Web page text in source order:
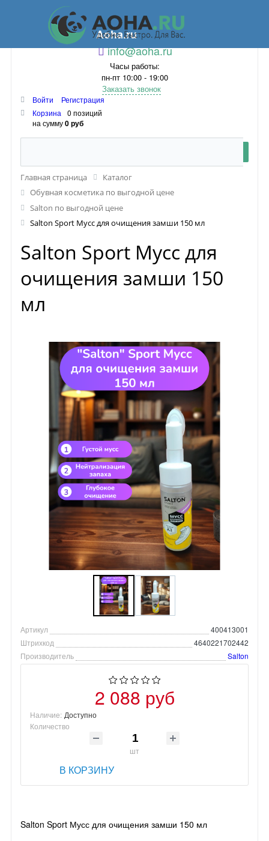
Aoha.ru
info@aoha.ru
Часы работы:
пн-пт 10:00 - 19:00
Заказать звонок
Войти
Регистрация
Корзина
0 позиций
на сумму0 руб
Главная страница
Каталог
Обувная косметика по выгодной цене
Salton по выгодной цене
Salton Sport Мусс для очищения замши 150 мл
Salton Sport Мусс для
очищения замши 150
мл
Артикул
400413001
Штрихкод
4640221702442
Производитель
Salton
2 088 руб
Наличие: Доступно
Количество
шт
В КОРЗИНУ
Salton Sport Мусс для очищения замши 150 мл